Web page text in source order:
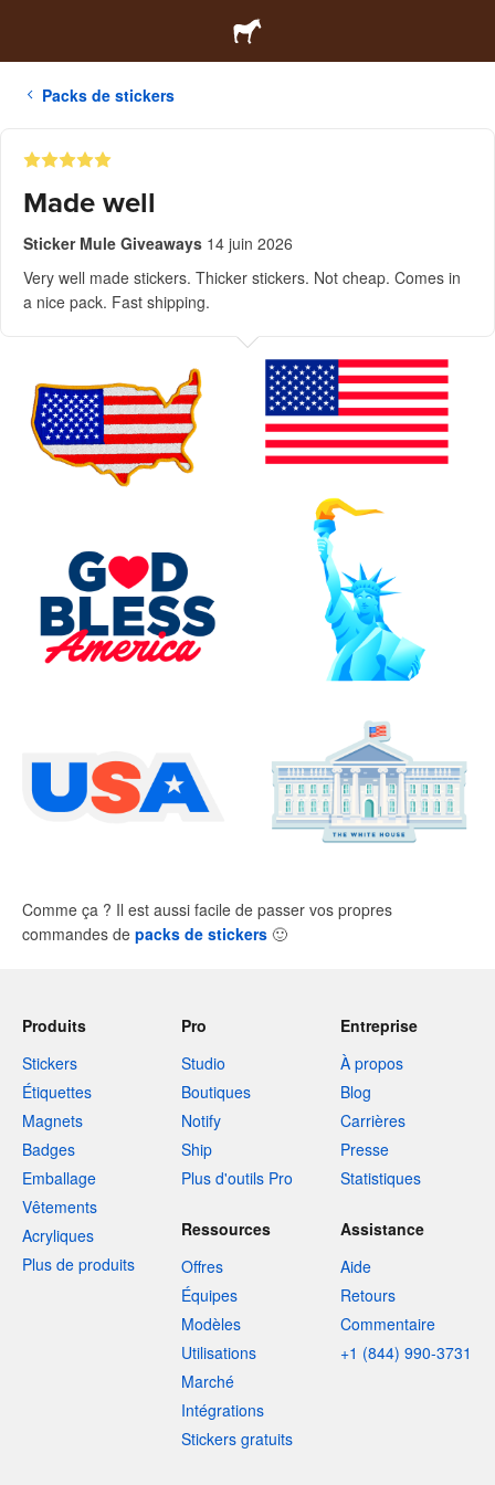
Packs de stickers
Made well
Sticker Mule Giveaways 14 juin 2026
Very well made stickers. Thicker stickers. Not cheap. Comes in
a nice pack. Fast shipping.
Comme ça ? Il est aussi facile de passer vos propres
commandes de packs de stickers 🙂
Produits
Stickers
Étiquettes
Magnets
Badges
Emballage
Vêtements
Acryliques
Plus de produits
Pro
Studio
Boutiques
Notify
Ship
Plus d'outils Pro
Entreprise
À propos
Blog
Carrières
Presse
Statistiques
Ressources
Offres
Équipes
Modèles
Utilisations
Marché
Intégrations
Stickers gratuits
Assistance
Aide
Retours
Commentaire
+1 (844) 990-3731